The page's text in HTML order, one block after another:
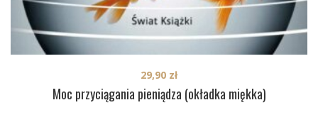
Moc przyciągania pieniądza (okładka miękka)
29,90 zł